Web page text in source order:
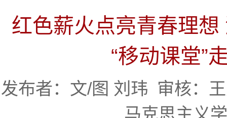
红色薪火点亮青春理
“移动课堂”
发布者：文/图 刘玮 审核：
马克思主义